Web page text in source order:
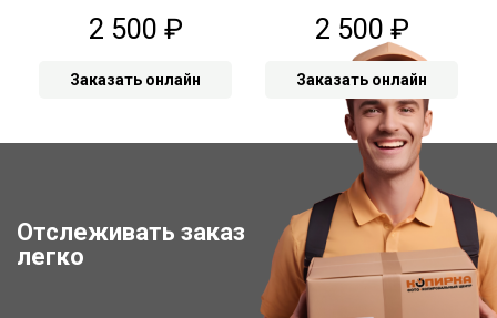
2 500 ₽
Заказать онлайн
2 500 ₽
Заказать онлайн
Отслеживать заказ
легко
Отследить заказ